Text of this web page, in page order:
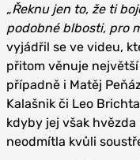
„Řeknu jen to, že ti
podobné blbosti, pro
vyjádřil se ve videu,
přitom věnuje největší
případně i Matěj
Kalašnik či Leo
kdyby jej však hvězda
neodmítla kvůli